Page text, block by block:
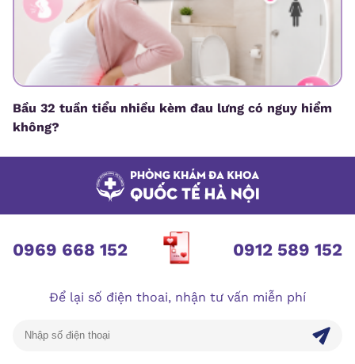
Bầu 32 tuần tiểu nhiều kèm đau lưng có nguy hiểm
không?
0969 668 152 0912 589 152
Để lại số điện thoai, nhận tư vấn miễn phí